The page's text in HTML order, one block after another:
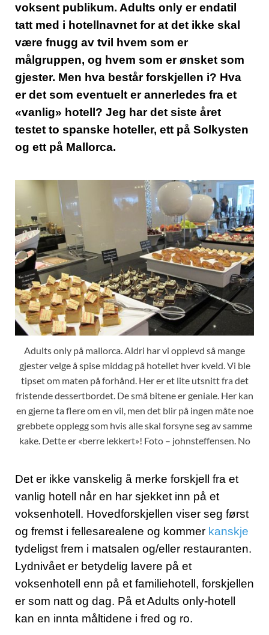
voksent publikum. Adults only er endatil
tatt med i hotellnavnet for at det ikke skal
være fnugg av tvil hvem som er
målgruppen, og hvem som er ønsket som
gjester. Men hva består forskjellen i? Hva
er det som eventuelt er annerledes fra et
«vanlig» hotell? Jeg har det siste året
testet to spanske hoteller, ett på Solkysten
og ett på Mallorca.
Adults only på mallorca. Aldri har vi opplevd så mange
gjester velge å spise middag på hotellet hver kveld. Vi ble
tipset om maten på forhånd. Her er et lite utsnitt fra det
fristende dessertbordet. De små bitene er geniale. Her kan
en gjerne ta flere om en vil, men det blir på ingen måte noe
grebbete opplegg som hvis alle skal forsyne seg av samme
kake. Dette er «berre lekkert»! Foto – johnsteffensen. No
Det er ikke vanskelig å merke forskjell fra et
vanlig hotell når en har sjekket inn på et
voksenhotell. Hovedforskjellen viser seg først
og fremst i fellesarealene og kommer kanskje
tydeligst frem i matsalen og/eller restauranten.
Lydnivået er betydelig lavere på et
voksenhotell enn på et familiehotell, forskjellen
er som natt og dag. På et Adults only-hotell
kan en innta måltidene i fred og ro.